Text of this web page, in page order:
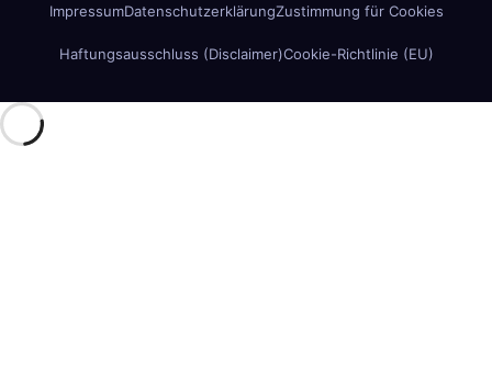
ImpressumDatenschutzerklärungZustimmung für Cookies
Haftungsausschluss (Disclaimer)Cookie-Richtlinie (EU)